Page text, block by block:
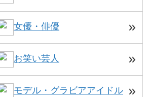
女優・俳優
お笑い芸人
モデル・グラビアアイドル